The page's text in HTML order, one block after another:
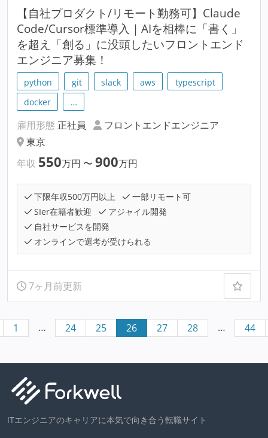
【自社プロダクト/リモート勤務可】Claude
Code/Cursor標準導入｜AIを相棒に「書く」
を超え「創る」に没頭したいフロントエンド
エンジニア募集！
python git slack aws
typescript
docker
…
雇用形態 正社員
フロントエンドエンジニア
東京
年収 550万円 〜 900万円
下限年収500万円以上
一部リモート可
SIer在籍者歓迎
アジャイル開発
自社サービスを開発
オンラインで選考が受けられる
7ヶ月前更新
1 … 24 25 26 27 28 … 44
ITエンジニアのキャリアに本気で向き合う転職サイト